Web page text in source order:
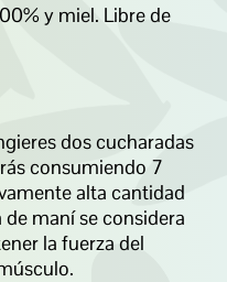
y miel. Libre de
dos cucharadas
consumiendo 7
alta cantidad
maní se considera
la fuerza del